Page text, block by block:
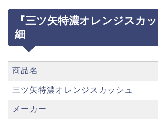
『三ツ矢特濃オレンジスカ
細
商品名
三ツ矢特濃オレンジスカッシュ
メーカー